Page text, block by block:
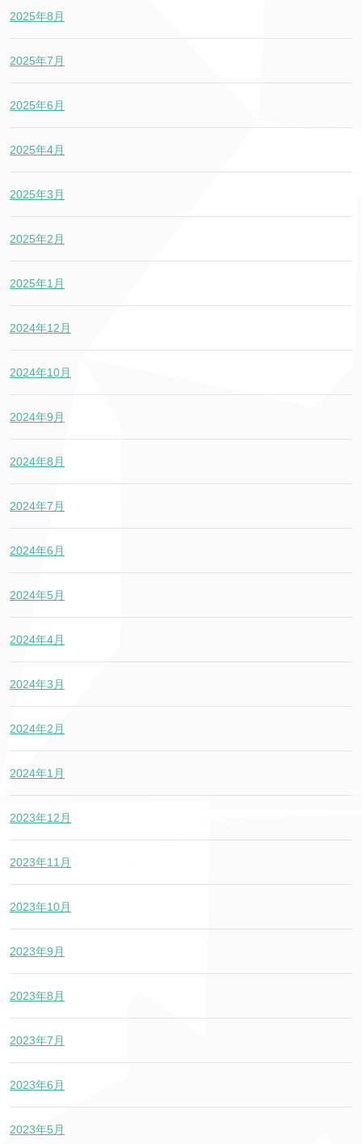
2025年8月
2025年7月
2025年6月
2025年4月
2025年3月
2025年2月
2025年1月
2024年12月
2024年10月
2024年9月
2024年8月
2024年7月
2024年6月
2024年5月
2024年4月
2024年3月
2024年2月
2024年1月
2023年12月
2023年11月
2023年10月
2023年9月
2023年8月
2023年7月
2023年6月
2023年5月